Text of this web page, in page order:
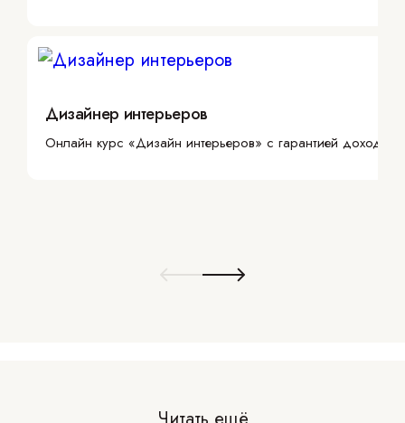
Дизайнер интерьеров
Онлайн курс «Дизайн интерьеров» с гарантией дохода